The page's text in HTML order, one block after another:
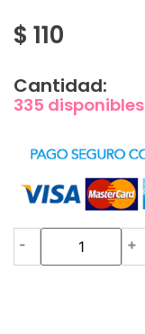
$ 110
Cantidad:
335 disponibles
- +